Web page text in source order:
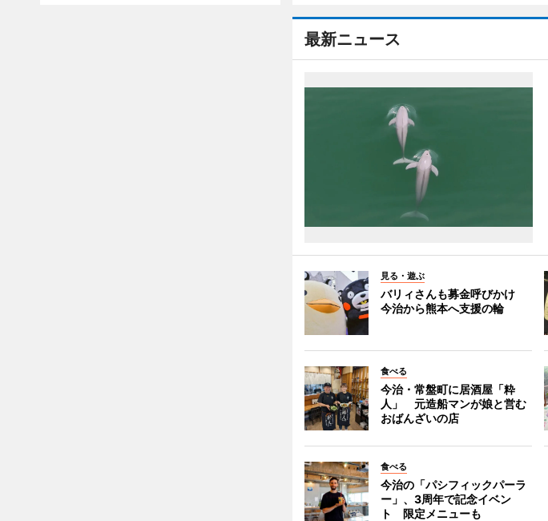
最新ニュース
見る・遊ぶ
バリィさんも募金呼びかけ
今治から熊本へ支援の輪
食べる
今治・常盤町に居酒屋「粋
人」 元造船マンが娘と営む
おばんざいの店
食べる
今治の「パシフィックパーラ
ー」、3周年で記念イベン
ト 限定メニューも